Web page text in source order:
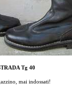
Tg 40
mai indossati!